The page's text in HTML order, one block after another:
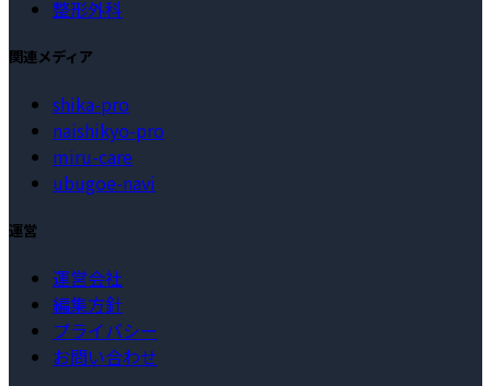
整形外科
関連メディア
shika-pro
naishikyo-pro
miru-care
ubugoe-navi
運営
運営会社
編集方針
プライバシー
お問い合わせ